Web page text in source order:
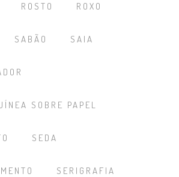
ROSTO ROXO
SABÃO SAIA
SOBRE PAPEL
SEDA
SERIGRAFIA